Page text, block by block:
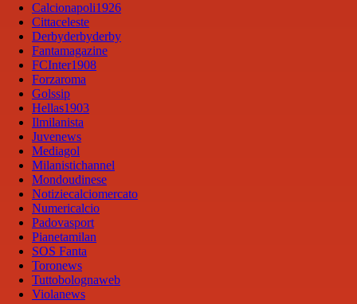
Calcionapoli1926
Cittaceleste
Derbyderbyderby
Fantamagazine
FCInter1908
Forzaroma
Golssip
Hellas1903
Ilmilanista
Juvenews
Mediagol
Milanistichannel
Mondoudinese
Notiziecalciomercato
Numericalcio
Padovasport
Pianetamilan
SOS Fanta
Toronews
Tuttobolognaweb
Violanews